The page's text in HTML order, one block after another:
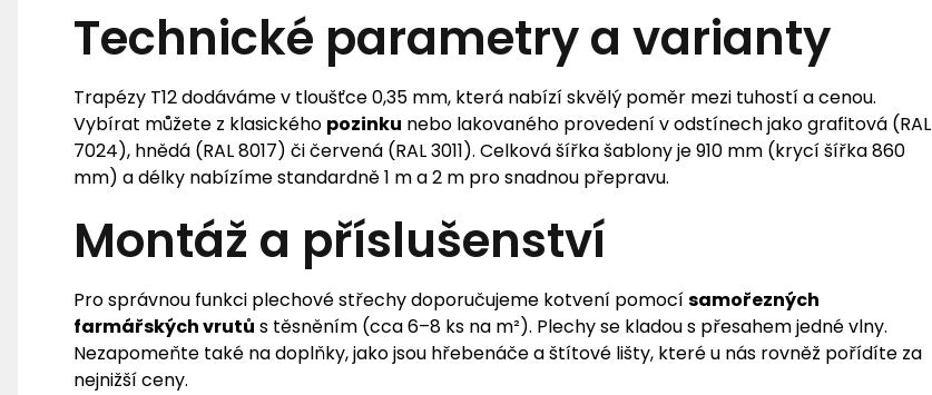
Technické parametry a varianty
Trapézy T12 dodáváme v tloušťce 0,35 mm, která nabízí skvělý poměr mezi tuhostí a cenou.
Vybírat můžete z klasického pozinku nebo lakovaného provedení v odstínech jako grafitová (RAL
7024), hnědá (RAL 8017) či červená (RAL 3011). Celková šířka šablony je 910 mm (krycí šířka 860
mm) a délky nabízíme standardně 1 m a 2 m pro snadnou přepravu.
Montáž a příslušenství
Pro správnou funkci plechové střechy doporučujeme kotvení pomocísamořezných
farmářských vrutů s těsněním (cca 6–8 ks na m²). Plechy se kladou s přesahem jedné vlny.
Nezapomeňte také na doplňky, jako jsou hřebenáče a štítové lišty, které u nás rovněž pořídíte za
nejnižší ceny.